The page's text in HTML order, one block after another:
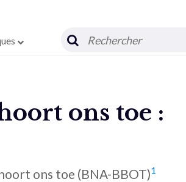
ons toe :
ons toe (BNA-BBOT)1